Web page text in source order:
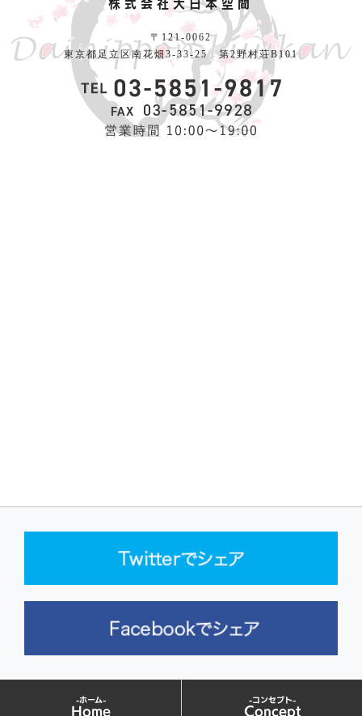
株式会社大日本空間
〒121-0062
東京都足立区南花畑3-33-25 第2野村荘B101
-ホーム-
Home
-コンセプト-
Concept